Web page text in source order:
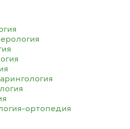
ортопедия